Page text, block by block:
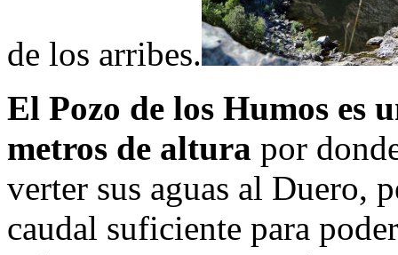
de los arribes.
El Pozo de los Humos es
metros de altura por
verter sus aguas al Duero,
caudal suficiente para